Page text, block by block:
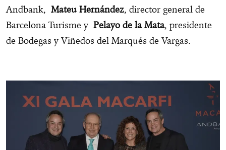
Andbank, Mateu Hernández, director general de
Barcelona Turisme y Pelayo de la Mata, presidente
de Bodegas y Viñedos del Marqués de Vargas.